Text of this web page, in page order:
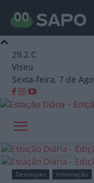
29.2 C
Viseu
Sexta-feira, 7 de
Início Destaques
Destaques Informação